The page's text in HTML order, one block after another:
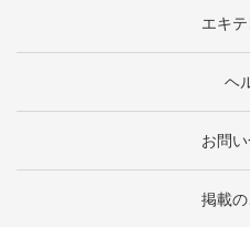
エキ
ヘ
お問
掲載